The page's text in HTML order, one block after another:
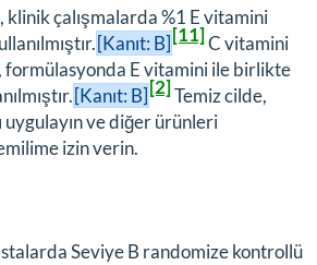
klinik çalışmalarda %1 E vitamini
[Kanıt: B][11]C vitamini
E vitamini ile birlikte
[Kanıt: B][2]Temiz cilde,
ve diğer ürünleri
izin verin.
Seviye B randomize kontrollü